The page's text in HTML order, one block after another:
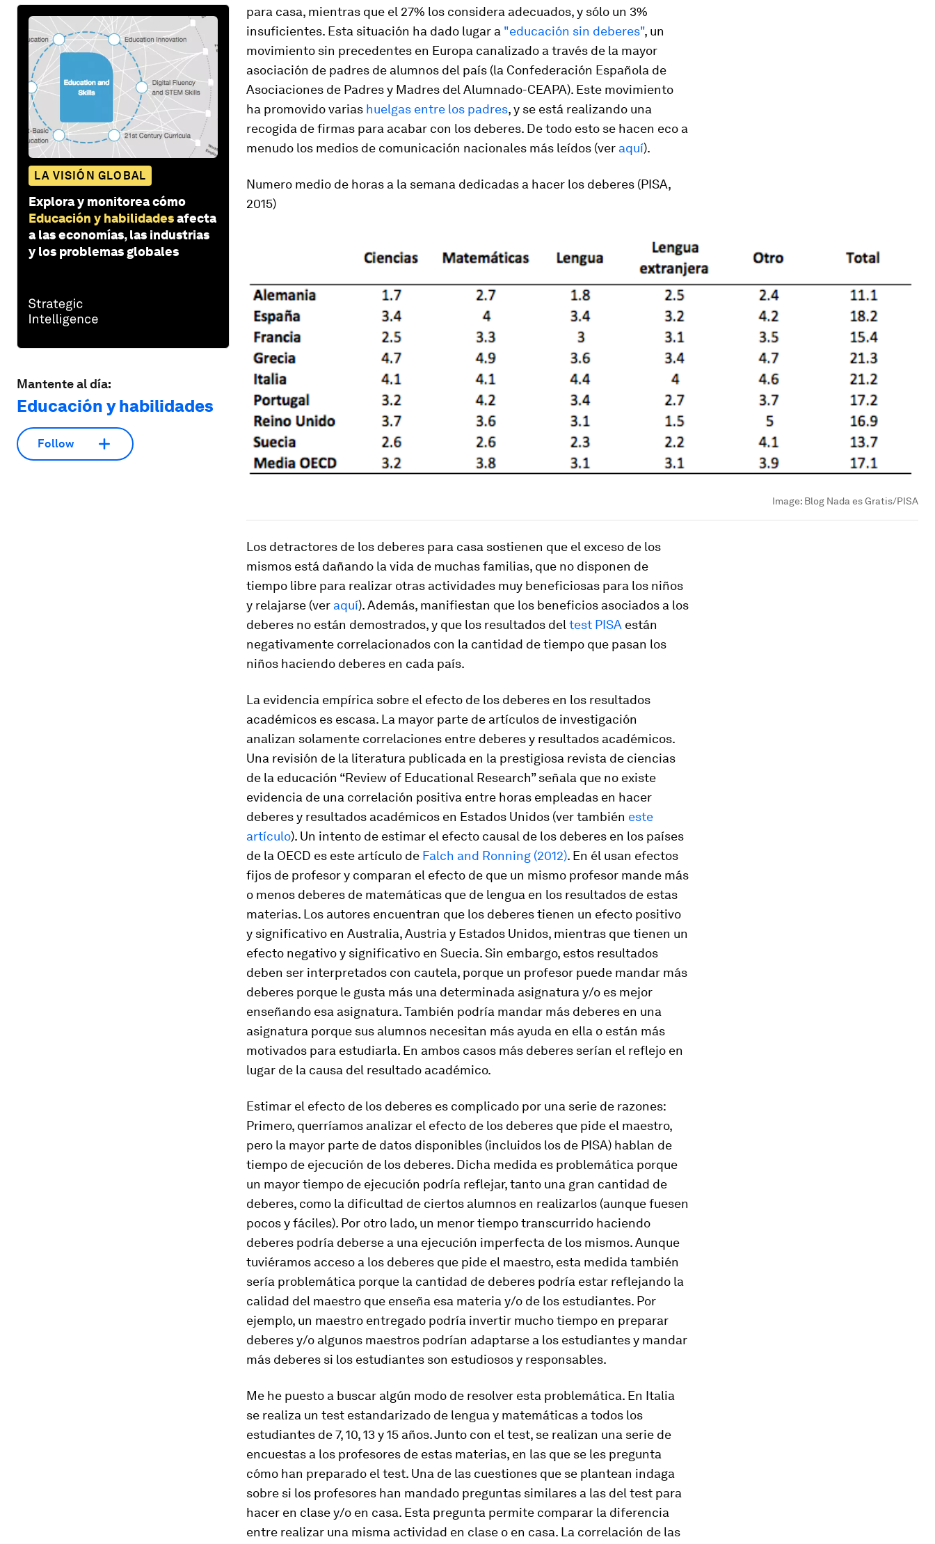
LA VISIÓN GLOBAL
Explora y monitorea cómo
Educación y habilidadesafecta
a las economías, las industrias
y los problemas globales
Mantente al día:
Educación y habilidades
Follow
para casa, mientras que el 27% los considera adecuados, y sólo un 3%
insuficientes. Esta situación ha dado lugar a "educación sin deberes", un
movimiento sin precedentes en Europa canalizado a través de la mayor
asociación de padres de alumnos del país (la Confederación Española de
Asociaciones de Padres y Madres del Alumnado-CEAPA). Este movimiento
ha promovido varias huelgas entre los padres, y se está realizando una
recogida de firmas para acabar con los deberes. De todo esto se hacen eco a
menudo los medios de comunicación nacionales más leídos (ver aquí).
Numero medio de horas a la semana dedicadas a hacer los deberes (PISA,
2015)
Image: Blog Nada es Gratis/PISA
Los detractores de los deberes para casa sostienen que el exceso de los
mismos está dañando la vida de muchas familias, que no disponen de
tiempo libre para realizar otras actividades muy beneficiosas para los niños
y relajarse (ver aquí). Además, manifiestan que los beneficios asociados a los
deberes no están demostrados, y que los resultados del test PISA están
negativamente correlacionados con la cantidad de tiempo que pasan los
niños haciendo deberes en cada país.
La evidencia empírica sobre el efecto de los deberes en los resultados
académicos es escasa. La mayor parte de artículos de investigación
analizan solamente correlaciones entre deberes y resultados académicos.
Una revisión de la literatura publicada en la prestigiosa revista de ciencias
de la educación “Review of Educational Research” señala que no existe
evidencia de una correlación positiva entre horas empleadas en hacer
deberes y resultados académicos en Estados Unidos (ver también este
artículo). Un intento de estimar el efecto causal de los deberes en los países
de la OECD es este artículo de Falch and Ronning (2012). En él usan efectos
fijos de profesor y comparan el efecto de que un mismo profesor mande más
o menos deberes de matemáticas que de lengua en los resultados de estas
materias. Los autores encuentran que los deberes tienen un efecto positivo
y significativo en Australia, Austria y Estados Unidos, mientras que tienen un
efecto negativo y significativo en Suecia. Sin embargo, estos resultados
deben ser interpretados con cautela, porque un profesor puede mandar más
deberes porque le gusta más una determinada asignatura y/o es mejor
enseñando esa asignatura. También podría mandar más deberes en una
asignatura porque sus alumnos necesitan más ayuda en ella o están más
motivados para estudiarla. En ambos casos más deberes serían el reflejo en
lugar de la causa del resultado académico.
Estimar el efecto de los deberes es complicado por una serie de razones:
Primero, querríamos analizar el efecto de los deberes que pide el maestro,
pero la mayor parte de datos disponibles (incluidos los de PISA) hablan de
tiempo de ejecución de los deberes. Dicha medida es problemática porque
un mayor tiempo de ejecución podría reflejar, tanto una gran cantidad de
deberes, como la dificultad de ciertos alumnos en realizarlos (aunque fuesen
pocos y fáciles). Por otro lado, un menor tiempo transcurrido haciendo
deberes podría deberse a una ejecución imperfecta de los mismos. Aunque
tuviéramos acceso a los deberes que pide el maestro, esta medida también
sería problemática porque la cantidad de deberes podría estar reflejando la
calidad del maestro que enseña esa materia y/o de los estudiantes. Por
ejemplo, un maestro entregado podría invertir mucho tiempo en preparar
deberes y/o algunos maestros podrían adaptarse a los estudiantes y mandar
más deberes si los estudiantes son estudiosos y responsables.
Me he puesto a buscar algún modo de resolver esta problemática. En Italia
se realiza un test estandarizado de lengua y matemáticas a todos los
estudiantes de 7, 10, 13 y 15 años. Junto con el test, se realizan una serie de
encuestas a los profesores de estas materias, en las que se les pregunta
cómo han preparado el test. Una de las cuestiones que se plantean indaga
sobre si los profesores han mandado preguntas similares a las del test para
hacer en clase y/o en casa. Esta pregunta permite comparar la diferencia
entre realizar una misma actividad en clase o en casa. La correlación de las